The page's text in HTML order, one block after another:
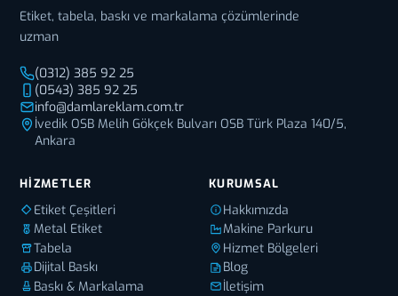
Etiket, tabela, baskı ve markalama çözümlerinde
uzman
(0312) 385 92 25
(0543) 385 92 25
info@damlareklam.com.tr
İvedik OSB Melih Gökçek Bulvarı OSB Türk Plaza 140/5,
Ankara
HIZMETLER
Etiket Çeşitleri
Metal Etiket
Tabela
Dijital Baskı
Baskı & Markalama
KURUMSAL
Hakkımızda
Makine Parkuru
Hizmet Bölgeleri
Blog
İletişim